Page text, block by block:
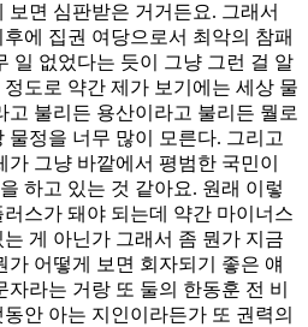
보면 심판받은 거거든요. 그래서
에 집권 여당으로서 최악의 참패
일 없었다는 듯이 그냥 그런 걸 알
도로 약간 제가 보기에는 세상 물
고 불리든 용산이라고 불리든 뭘로
물정을 너무 많이 모른다. 그리고
그냥 바깥에서 평범한 국민이
하고 있는 것 같아요. 원래 이렇
스가 돼야 되는데 약간 마이너스
게 아닌가 그래서 좀 뭔가 지금
어떻게 보면 회자되기 좋은 얘
라는 거랑 또 둘의 한동훈 전 비
안 아는 지인이라든가 또 권력의